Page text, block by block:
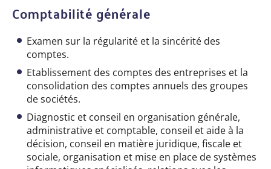
Comptabilité générale
Examen sur la régularité et la sincérité des
comptes.
Etablissement des comptes des entreprises et la
consolidation des comptes annuels des groupes
de sociétés.
Diagnostic et conseil en organisation générale,
administrative et comptable, conseil et aide à la
décision, conseil en matière juridique, fiscale et
sociale, organisation et mise en place de systèmes